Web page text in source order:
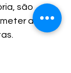
são
a